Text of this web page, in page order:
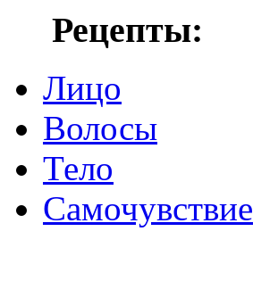
Рецепты:
Лицо
Волосы
Тело
Самочувствие